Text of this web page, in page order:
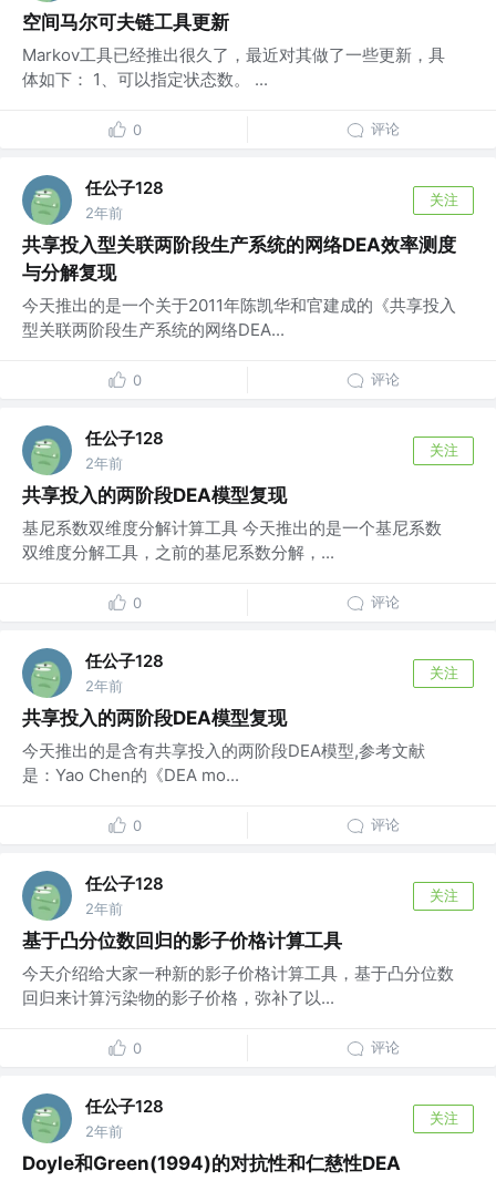
空间马尔可夫链工具更新
Markov工具已经推出很久了，最近对其做了一些更新，具
体如下： 1、可以指定状态数。 ...
0 评论
任公子128
2年前
关注
共享投入型关联两阶段生产系统的网络DEA效率测度
与分解复现
今天推出的是一个关于2011年陈凯华和官建成的《共享投入
型关联两阶段生产系统的网络DEA...
0 评论
任公子128
2年前
关注
共享投入的两阶段DEA模型复现
基尼系数双维度分解计算工具 今天推出的是一个基尼系数
双维度分解工具，之前的基尼系数分解，...
0 评论
任公子128
2年前
关注
共享投入的两阶段DEA模型复现
今天推出的是含有共享投入的两阶段DEA模型,参考文献
是：Yao Chen的《DEA mo...
0 评论
任公子128
2年前
关注
基于凸分位数回归的影子价格计算工具
今天介绍给大家一种新的影子价格计算工具，基于凸分位数
回归来计算污染物的影子价格，弥补了以...
0 评论
任公子128
2年前
关注
Doyle和Green(1994)的对抗性和仁慈性DEA